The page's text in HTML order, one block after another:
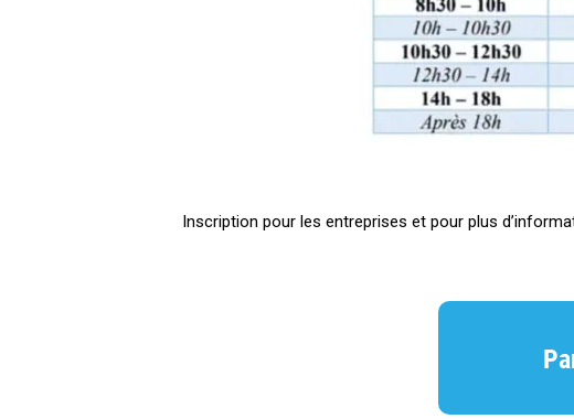
Inscription pour les entreprises et pour plus